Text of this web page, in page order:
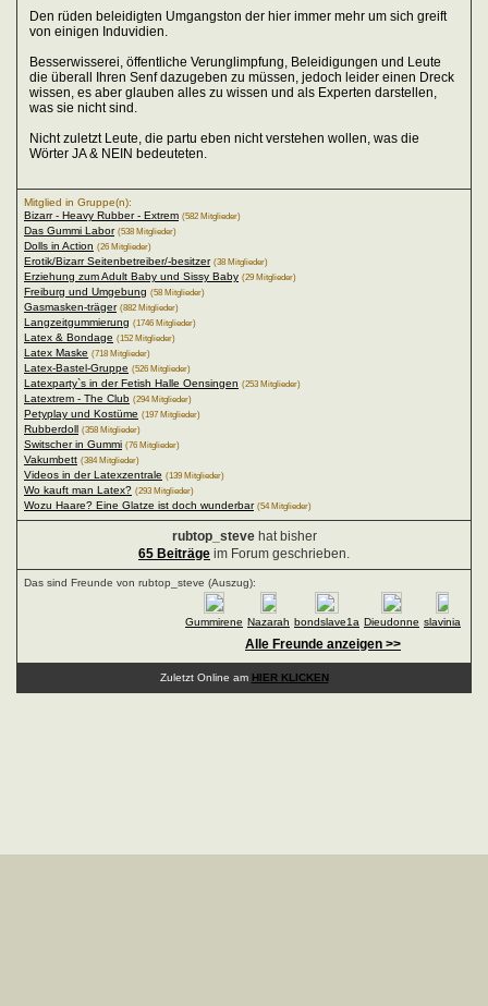
Den rüden beleidigten Umgangston der hier immer mehr um sich greift
von einigen Induvidien.
Besserwisserei, öffentliche Verunglimpfung, Beleidigungen und Leute
die überall Ihren Senf dazugeben zu müssen, jedoch leider einen Dreck
wissen, es aber glauben alles zu wissen und als Experten darstellen,
was sie nicht sind.
Nicht zuletzt Leute, die partu eben nicht verstehen wollen, was die
Wörter JA & NEIN bedeuteten.
Mitglied in Gruppe(n):
Bizarr - Heavy Rubber - Extrem (582 Mitglieder)
Das Gummi Labor (538 Mitglieder)
Dolls in Action (26 Mitglieder)
Erotik/Bizarr Seitenbetreiber/-besitzer (38 Mitglieder)
Erziehung zum Adult Baby und Sissy Baby (29 Mitglieder)
Freiburg und Umgebung (58 Mitglieder)
Gasmasken-träger (882 Mitglieder)
Langzeitgummierung (1746 Mitglieder)
Latex & Bondage (152 Mitglieder)
Latex Maske (718 Mitglieder)
Latex-Bastel-Gruppe (526 Mitglieder)
Latexparty`s in der Fetish Halle Oensingen (253 Mitglieder)
Latextrem - The Club (294 Mitglieder)
Petyplay und Kostüme (197 Mitglieder)
Rubberdoll (358 Mitglieder)
Switscher in Gummi (76 Mitglieder)
Vakumbett (384 Mitglieder)
Videos in der Latexzentrale (139 Mitglieder)
Wo kauft man Latex? (293 Mitglieder)
Wozu Haare? Eine Glatze ist doch wunderbar (54 Mitglieder)
rubtop_stevehat bisher
65 Beiträge im Forum geschrieben.
Das sind Freunde von rubtop_steve (Auszug):
Gummirene Nazarah bondslave1a Dieudonne slavinia
Alle Freunde anzeigen >>
Zuletzt Online am HIER KLICKEN